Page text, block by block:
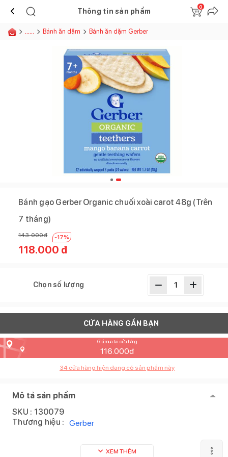
Thông tin sản phẩm
0
...... Bánh ăn dặm Bánh ăn dặm Gerber
Bánh gạo Gerber Organic chuối xoài carot 48g (Trên
7 tháng)
143.000đ -17%
118.000 đ
Chọn số lượng
CỬA HÀNG GẦN BẠN
Giá mua tại cửa hàng
116.000đ
34 cửa hàng hiện đang có sản phẩm này
Mô tả sản phẩm
SKU : 130079
Thương hiệu : Gerber
XEM THÊM